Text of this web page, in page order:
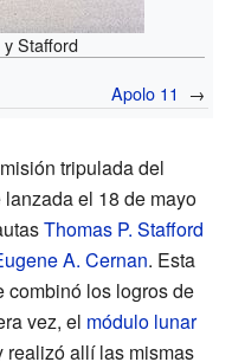
y Stafford
Apolo 11 →
tripulada del
lanzada el 18 de mayo
Thomas P. Stafford
A. Cernan. Esta
combinó los logros de
vez, el módulo lunar
realizó allí las mismas